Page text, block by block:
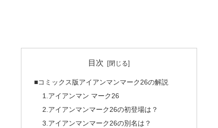
目次
■コミックス版アイアンマンマーク26の解説
1.アイアンマン マーク26
2.アイアンマンマーク26の初登場は？
3.アイアンマンマーク26の別名は？